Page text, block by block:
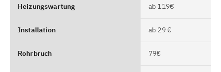
Heizungswartung ab 119€
Installation ab 29 €
Rohrbruch 79€